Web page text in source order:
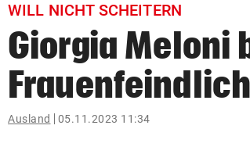
bookmark
search
Suchbegriff
eingeben
WILL NICHT SCHEITERN
Giorgia Meloni
Ausland 05.11.2023 11:34